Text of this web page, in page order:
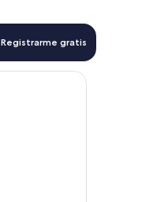
Registrarme gratis